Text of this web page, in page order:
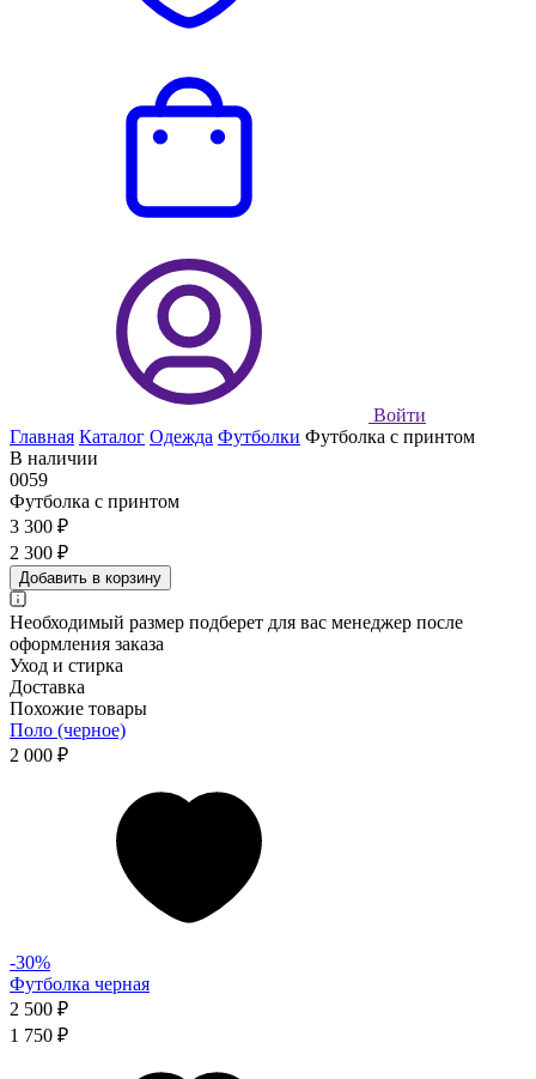
Войти
Главная Каталог Одежда Футболки Футболка с принтом
В наличии
0059
Футболка с принтом
3 300 ₽
2 300 ₽
Добавить в корзину
Необходимый размер подберет для вас менеджер после
оформления заказа
Уход и стирка
Доставка
Похожие товары
Поло (черное)
2 000 ₽
-30%
Футболка черная
2 500 ₽
1 750 ₽